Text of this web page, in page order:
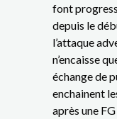
font
depuis le
l’attaque
n’encaisse
échange de
enchainent
après une